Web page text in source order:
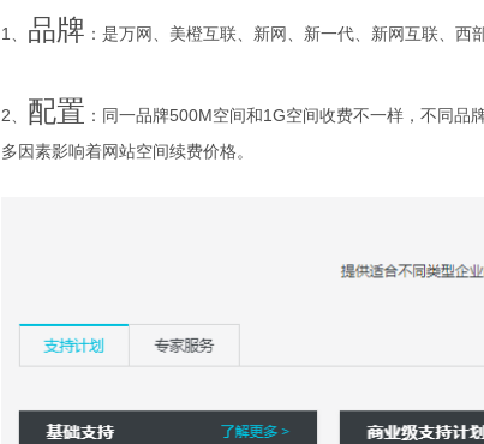
1、 品牌 ：是万网、美橙互联、新网、新一代、新网互联、
2、 配置 ：同一品牌500M空间和1G空间收费不一样，不同
多因素影响着网站空间续费价格。